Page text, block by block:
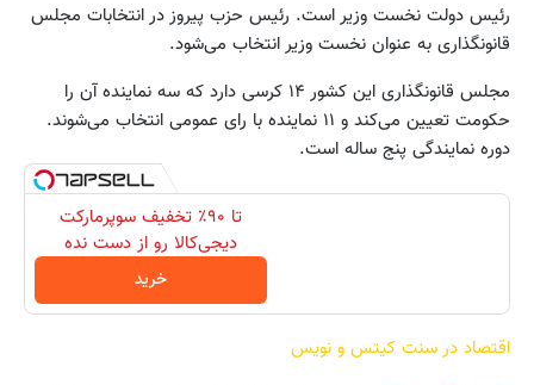
رئیس دولت نخست وزیر است. رئیس حزب پیروز در انتخابات مجلس
قانونگذاری به عنوان نخست وزیر انتخاب می‌شود.
مجلس قانونگذاری این کشور ۱۴ کرسی دارد که سه نماینده آن را
حکومت تعیین می‌کند و ۱۱ نماینده با رای عمومی انتخاب می‌شوند.
دوره نمایندگی پنج ساله است.
تا ۹۰٪ تخفیف‌ سوپرمارکت
دیجی‌کالا رو از دست نده
خرید
اقتصاد در سنت کیتس و نویس